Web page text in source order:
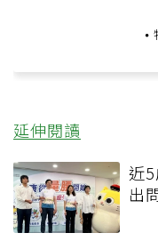
延伸閱讀
近
出